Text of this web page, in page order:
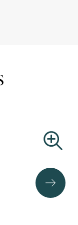
bay window.
a bio ethanol
grey kitchen.
such as a
(two
hood,
(all Bosch), and
bedroom is